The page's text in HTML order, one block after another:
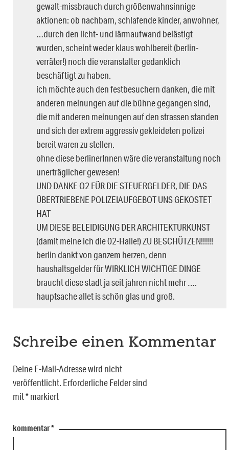
gewalt-missbrauch durch größenwahnsinnige
aktionen: ob nachbarn, schlafende kinder, anwohner,
…durch den licht- und lärmaufwand belästigt
wurden, scheint weder klaus wohlbereit (berlin-
verräter!) noch die veranstalter gedanklich
beschäftigt zu haben.
ich möchte auch den festbesuchern danken, die mit
anderen meinungen auf die bühne gegangen sind,
die mit anderen meinungen auf den strassen standen
und sich der extrem aggressiv gekleideten polizei
bereit waren zu stellen.
ohne diese berlinerInnen wäre die veranstaltung noch
unerträglicher gewesen!
UND DANKE O2 FÜR DIE STEUERGELDER, DIE DAS
ÜBERTRIEBENE POLIZEIAUFGEBOT UNS GEKOSTET
HAT
UM DIESE BELEIDIGUNG DER ARCHITEKTURKUNST
(damit meine ich die 02-Halle!) ZU BESCHÜTZEN!!!!!!
berlin dankt von ganzem herzen, denn
haushaltsgelder für WIRKLICH WICHTIGE DINGE
braucht diese stadt ja seit jahren nicht mehr ….
hauptsache allet is schön glas und groß.
Schreibe einen Kommentar
Deine E-Mail-Adresse wird nicht
veröffentlicht. Erforderliche Felder sind
mit*markiert
kommentar*